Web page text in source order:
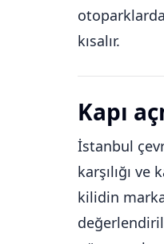
kısalır.
Kapı
İstanbul
karşılığı
kilidin